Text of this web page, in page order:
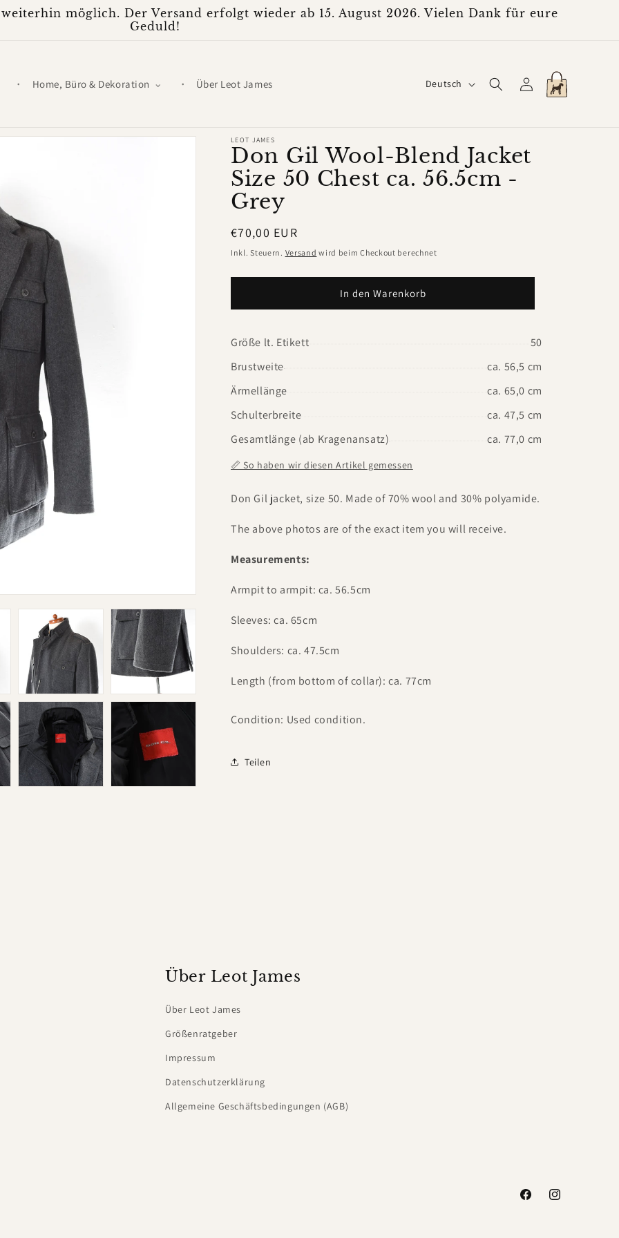
möglich. Der Versand erfolgt wieder ab 15. August 2026. Vielen Dank für eure
Geduld!
Home, Büro & Dekoration Über Leot James
S
a
c
Deutsch EinloggenWarenkorb
LEOT JAMES
Don Gil Wool-Blend Jacket
Size 50 Chest ca. 56.5cm -
Grey
Normaler
Preis
€70,00 EUR
Inkl. Steuern. Versand wird beim Checkout berechnet
In den Warenkorb
Größe lt. Etikett
50
Brustweite
ca. 56,5 cm
Ärmellänge
ca. 65,0 cm
Schulterbreite
ca. 47,5 cm
Gesamtlänge (ab Kragenansatz)
ca. 77,0 cm
📏 So haben wir diesen Artikel gemessen
Don Gil jacket, size 50. Made of 70% wool and 30% polyamide.
The above photos are of the exact item you will receive.
Measurements:
Armpit to armpit: ca. 56.5cm
Sleeves: ca. 65cm
Shoulders: ca. 47.5cm
Length (from bottom of collar): ca. 77cm
Condition: Used condition.
Teilen
Über Leot James
Über Leot James
Größenratgeber
Impressum
Datenschutzerklärung
Allgemeine Geschäftsbedingungen (AGB)
FacebookInstagram